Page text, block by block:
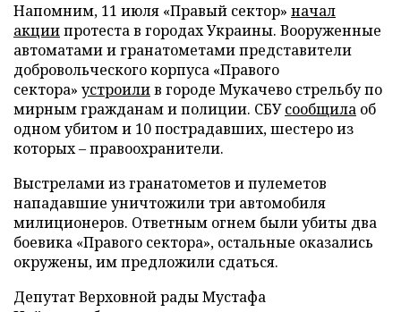
Напомним, 11 июля «Правый сектор» начал
акциипротеста в городах Украины. Вооруженные
автоматами и гранатометами представители
добровольческого корпуса «Правого
сектора» устроилив городе Мукачево стрельбу по
мирным гражданам и полиции. СБУсообщила об
одном убитом и 10 пострадавших, шестеро из
которых – правоохранители.
Выстрелами из гранатометов и пулеметов
нападавшие уничтожили три автомобиля
милиционеров. Ответным огнем были убиты два
боевика «Правого сектора», остальные оказались
окружены, им предложили сдаться.
Депутат Верховной рады Мустафа